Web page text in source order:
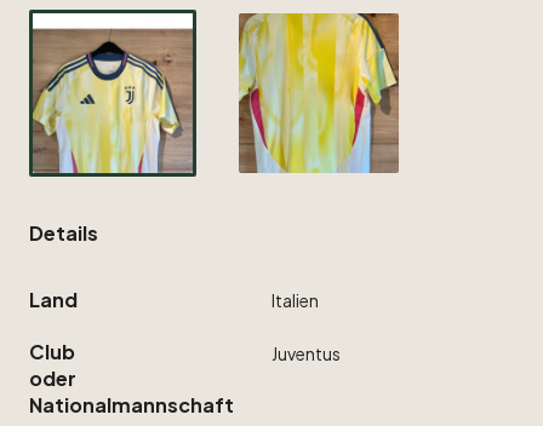
Details
Land Italien
Club
oder
Nationalmannschaft
Juventus